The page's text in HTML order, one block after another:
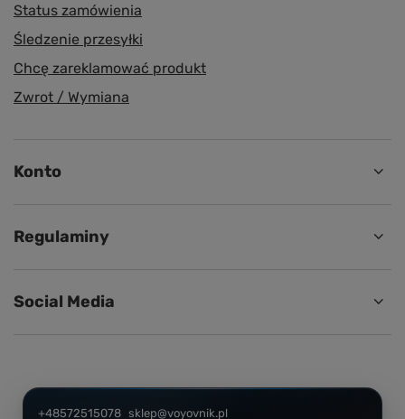
Status zamówienia
Śledzenie przesyłki
Chcę zareklamować produkt
Zwrot / Wymiana
Konto
Regulaminy
Social Media
+48572515078 sklep@voyovnik.pl